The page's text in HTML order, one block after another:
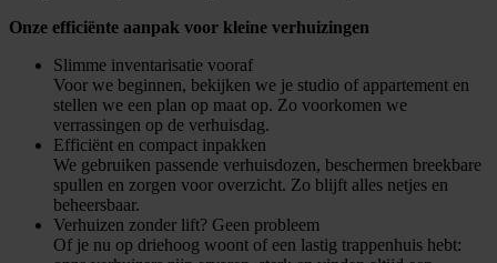
Onze efficiënte aanpak voor kleine verhuizingen
Slimme inventarisatie vooraf
Voor we beginnen, bekijken we je studio of appartement en
stellen we een plan op maat op. Zo voorkomen we
verrassingen op de verhuisdag.
Efficiënt en compact inpakken
We gebruiken passende verhuisdozen, beschermen breekbare
spullen en zorgen voor overzicht. Zo blijft alles netjes en
beheersbaar.
Verhuizen zonder lift? Geen probleem
Of je nu op driehoog woont of een lastig trappenhuis hebt: